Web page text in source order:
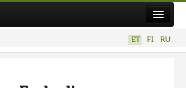
ET FI RU